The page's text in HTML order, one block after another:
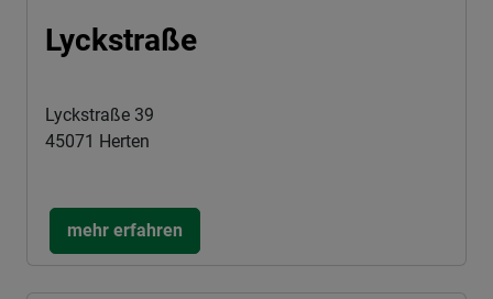
Lyckstraße
Lyckstraße 39
45071 Herten
mehr erfahren